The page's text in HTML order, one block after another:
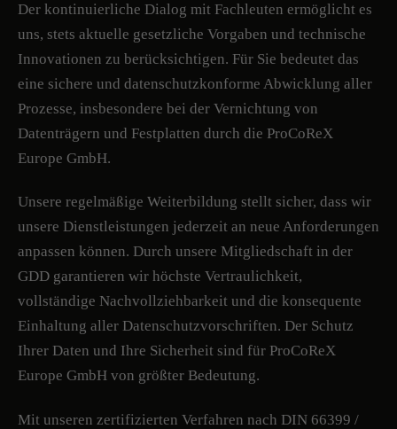
Der kontinuierliche Dialog mit Fachleuten ermöglicht es
uns, stets aktuelle gesetzliche Vorgaben und technische
Innovationen zu berücksichtigen. Für Sie bedeutet das
eine sichere und datenschutzkonforme Abwicklung aller
Prozesse, insbesondere bei der Vernichtung von
Datenträgern und Festplatten durch die ProCoReX
Europe GmbH.
Unsere regelmäßige Weiterbildung stellt sicher, dass wir
unsere Dienstleistungen jederzeit an neue Anforderungen
anpassen können. Durch unsere Mitgliedschaft in der
GDD garantieren wir höchste Vertraulichkeit,
vollständige Nachvollziehbarkeit und die konsequente
Einhaltung aller Datenschutzvorschriften. Der Schutz
Ihrer Daten und Ihre Sicherheit sind für ProCoReX
Europe GmbH von größter Bedeutung.
Mit unseren zertifizierten Verfahren nach DIN 66399 /